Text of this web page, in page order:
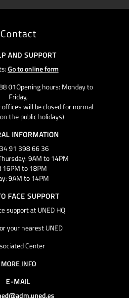
Contact
AND SUPPORT
Go to online form
01Opening hours: Monday to
Friday,
offices will be closed for normal
the public holidays)
INFORMATION
91 398 66 36
9AM to 14PM
16PM to 18PM
9AM to 14PM
FACE SUPPORT
support at UNED HQ
your nearest UNED
Center
MORE INFO
E-MAIL